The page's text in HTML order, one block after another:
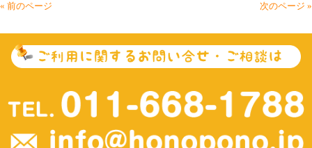
« 前のページ
次のページ »